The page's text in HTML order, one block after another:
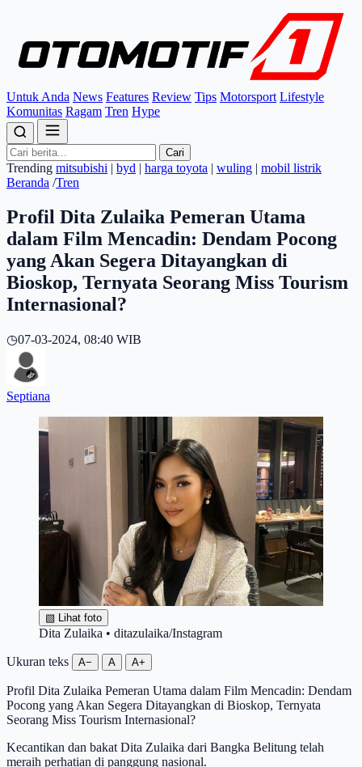
Untuk Anda News Features Review Tips Motorsport Lifestyle
Komunitas Ragam Tren Hype
Cari
Trending mitsubishi | byd | harga toyota | wuling | mobil listrik
Beranda /Tren
Profil Dita Zulaika Pemeran Utama
dalam Film Mencadin: Dendam Pocong
yang Akan Segera Ditayangkan di
Bioskop, Ternyata Seorang Miss Tourism
Internasional?
◷07-03-2024, 08:40 WIB
Septiana
▧ Lihat foto
Dita Zulaika • ditazulaika/Instagram
Ukuran teks A− A A+
Profil Dita Zulaika Pemeran Utama dalam Film Mencadin: Dendam
Pocong yang Akan Segera Ditayangkan di Bioskop, Ternyata
Seorang Miss Tourism Internasional?
Kecantikan dan bakat Dita Zulaika dari Bangka Belitung telah
meraih perhatian di panggung nasional.